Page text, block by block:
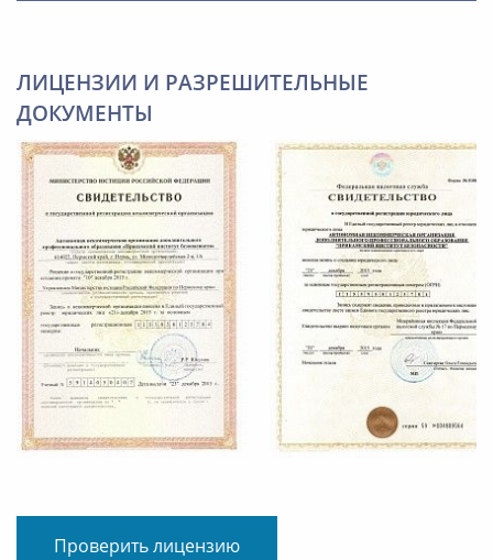
ЛИЦЕНЗИИ И РАЗРЕШИТЕЛЬНЫЕ
ДОКУМЕНТЫ
Проверить лицензию